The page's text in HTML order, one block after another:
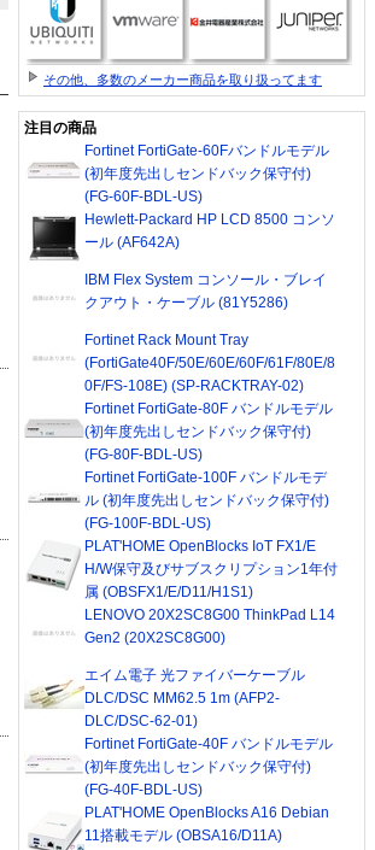
その他、多数のメーカー商品を取り扱ってます
注目の商品
Fortinet FortiGate-60Fバンドルモデル
(初年度先出しセンドバック保守付)
(FG-60F-BDL-US)
Hewlett-Packard HP LCD 8500 コンソ
ール (AF642A)
IBM Flex System コンソール・ブレイ
クアウト・ケーブル (81Y5286)
Fortinet Rack Mount Tray
(FortiGate40F/50E/60E/60F/61F/80E/8
0F/FS-108E) (SP-RACKTRAY-02)
Fortinet FortiGate-80F バンドルモデル
(初年度先出しセンドバック保守付)
(FG-80F-BDL-US)
Fortinet FortiGate-100F バンドルモデ
ル (初年度先出しセンドバック保守付)
(FG-100F-BDL-US)
PLAT'HOME OpenBlocks IoT FX1/E
H/W保守及びサブスクリプション1年付
属 (OBSFX1/E/D11/H1S1)
LENOVO 20X2SC8G00 ThinkPad L14
Gen2 (20X2SC8G00)
エイム電子 光ファイバーケーブル
DLC/DSC MM62.5 1m (AFP2-
DLC/DSC-62-01)
Fortinet FortiGate-40F バンドルモデル
(初年度先出しセンドバック保守付)
(FG-40F-BDL-US)
PLAT'HOME OpenBlocks A16 Debian
11搭載モデル (OBSA16/D11A)